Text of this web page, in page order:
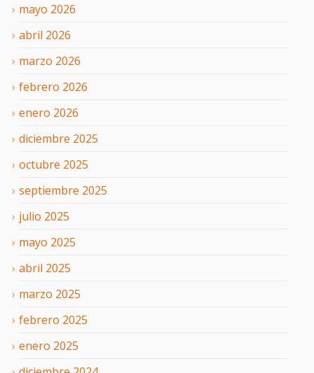
mayo 2026
abril 2026
marzo 2026
febrero 2026
enero 2026
diciembre 2025
octubre 2025
septiembre 2025
julio 2025
mayo 2025
abril 2025
marzo 2025
febrero 2025
enero 2025